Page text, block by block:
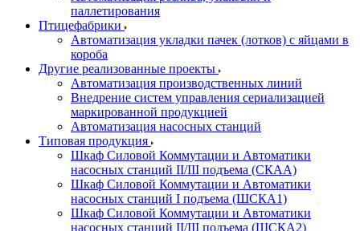
паллетирования
Птицефабрики
Автоматизация укладки пачек (лотков) с яйцами в
короба
Другие реализованные проекты
Автоматизация производственных линий
Внедрение систем управления сериализацией
маркированной продукцией
Автоматизация насосных станций
Типовая продукция
Шкаф Силовой Коммутации и Автоматики
насосных станций II/III подъема (СКАА)
Шкаф Силовой Коммутации и Автоматики
насосных станций I подъема (ШСКА1)
Шкаф Силовой Коммутации и Автоматики
насосных станций II/III подъема (ШСКА2)